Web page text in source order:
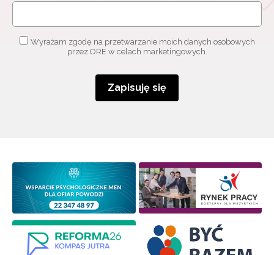
Wyrażam zgodę na przetwarzanie moich danych osobowych
przez ORE w celach marketingowych.
Zapisuję się